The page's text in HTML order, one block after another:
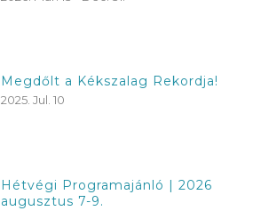
Megdőlt a Kékszalag Rekordja!
2025. Jul. 10
Hétvégi Programajánló | 2026
augusztus 7-9.